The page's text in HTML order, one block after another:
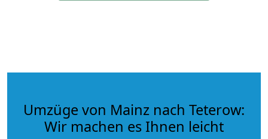
Umzüge von Mainz nach Teterow:
Wir machen es Ihnen leicht